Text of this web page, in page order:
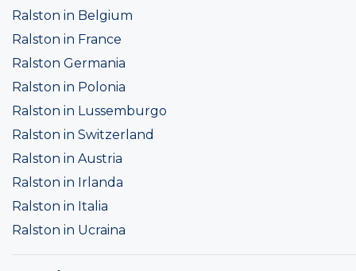
Ralston in Belgium
Ralston in France
Ralston Germania
Ralston in Polonia
Ralston in Lussemburgo
Ralston in Switzerland
Ralston in Austria
Ralston in Irlanda
Ralston in Italia
Ralston in Ucraina